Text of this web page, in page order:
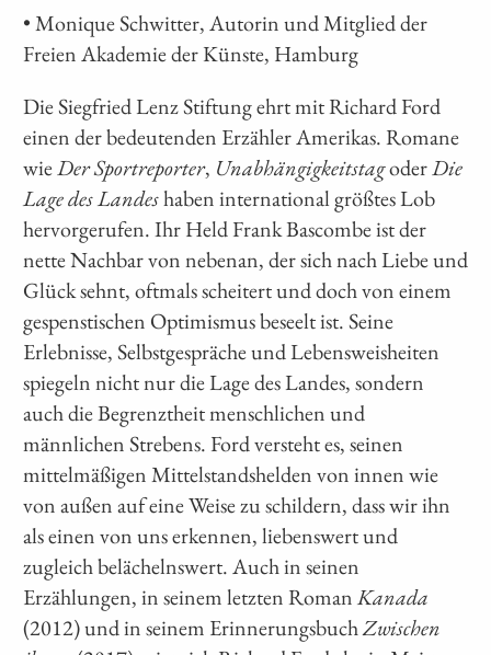
• Monique Schwitter, Autorin und Mitglied der
Freien Akademie der Künste, Hamburg
Die Siegfried Lenz Stiftung ehrt mit Richard Ford
einen der bedeutenden Erzähler Amerikas. Romane
wieDer Sportreporter, UnabhängigkeitstagoderDie
Lage des Landeshaben international größtes Lob
hervorgerufen. Ihr Held Frank Bascombe ist der
nette Nachbar von nebenan, der sich nach Liebe und
Glück sehnt, oftmals scheitert und doch von einem
gespenstischen Optimismus beseelt ist. Seine
Erlebnisse, Selbstgespräche und Lebensweisheiten
spiegeln nicht nur die Lage des Landes, sondern
auch die Begrenztheit menschlichen und
männlichen Strebens. Ford versteht es, seinen
mittelmäßigen Mittelstandshelden von innen wie
von außen auf eine Weise zu schildern, dass wir ihn
als einen von uns erkennen, liebenswert und
zugleich belächelnswert. Auch in seinen
Erzählungen, in seinem letzten RomanKanada
(2012) und in seinem ErinnerungsbuchZwischen